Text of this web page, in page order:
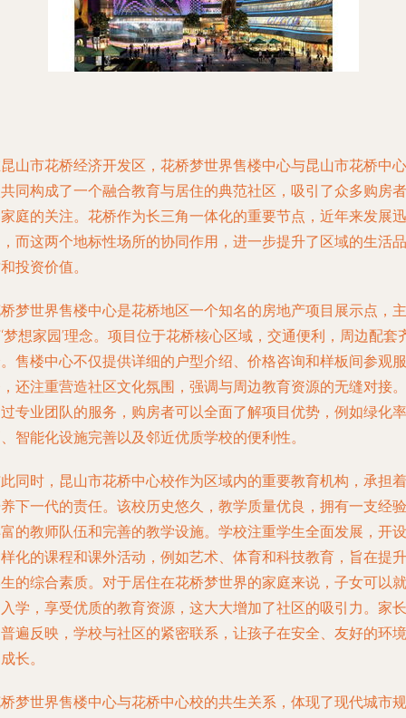
山市花桥经济开发区，花桥梦世界售楼中心与昆山市花桥中心
同构成了一个融合教育与居住的典范社区，吸引了众多购房者
庭的关注。花桥作为长三角一体化的重要节点，近年来发展迅
而这两个地标性场所的协同作用，进一步提升了区域的生活品
投资价值。
梦世界售楼中心是花桥地区一个知名的房地产项目展示点，主
梦想家园’理念。项目位于花桥核心区域，交通便利，周边配套
售楼中心不仅提供详细的户型介绍、价格咨询和样板间参观服
还注重营造社区文化氛围，强调与周边教育资源的无缝对接。
专业团队的服务，购房者可以全面了解项目优势，例如绿化率
智能化设施完善以及邻近优质学校的便利性。
同时，昆山市花桥中心校作为区域内的重要教育机构，承担着
下一代的责任。该校历史悠久，教学质量优良，拥有一支经验
的教师队伍和完善的教学设施。学校注重学生全面发展，开设
化的课程和课外活动，例如艺术、体育和科技教育，旨在提升
的综合素质。对于居住在花桥梦世界的家庭来说，子女可以就
学，享受优质的教育资源，这大大增加了社区的吸引力。家长
遍反映，学校与社区的紧密联系，让孩子在安全、友好的环境
长。
梦世界售楼中心与花桥中心校的共生关系，体现了现代城市规